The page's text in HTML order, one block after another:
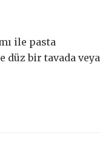
ile pasta
düz bir tavada veya